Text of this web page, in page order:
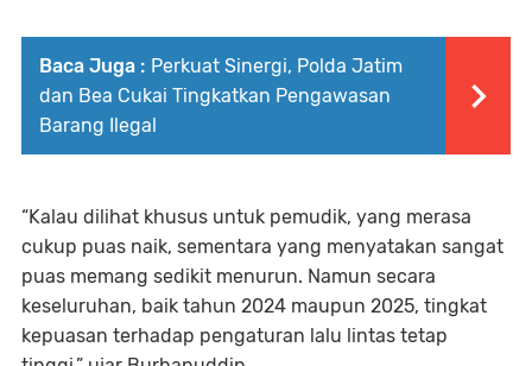
Baca Juga : Perkuat Sinergi, Polda Jatim
dan Bea Cukai Tingkatkan Pengawasan
Barang Ilegal
“Kalau dilihat khusus untuk pemudik, yang merasa
cukup puas naik, sementara yang menyatakan sangat
puas memang sedikit menurun. Namun secara
keseluruhan, baik tahun 2024 maupun 2025, tingkat
kepuasan terhadap pengaturan lalu lintas tetap